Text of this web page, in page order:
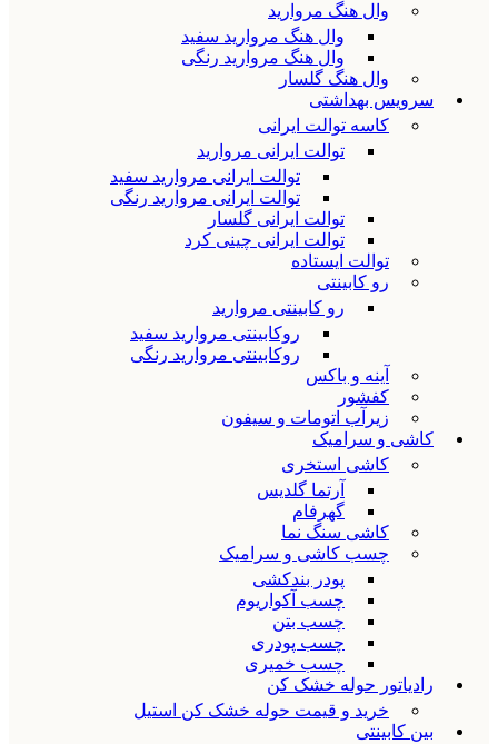
وال هنگ مروارید
وال هنگ مروارید سفید
وال هنگ مروارید رنگی
وال هنگ گلسار
سرویس بهداشتی
کاسه توالت ایرانی
توالت ایرانی مروارید
توالت ایرانی مروارید سفید
توالت ایرانی مروارید رنگی
توالت ایرانی گلسار
توالت ایرانی چینی کرد
توالت ایستاده
رو کابینتی
رو کابینتی مروارید
روکابینتی مروارید سفید
روکابینتی مروارید رنگی
آینه و باکس
کفشور
زیرآب اتومات و سیفون
کاشی و سرامیک
کاشی استخری
آرتما گلدیس
گهرفام
کاشی سنگ نما
چسب کاشی و سرامیک
پودر بندکشی
چسب آکواریوم
چسب بتن
چسب پودری
چسب خمیری
رادیاتور حوله خشک کن
خرید و قیمت حوله خشک کن استیل
بین کابینتی